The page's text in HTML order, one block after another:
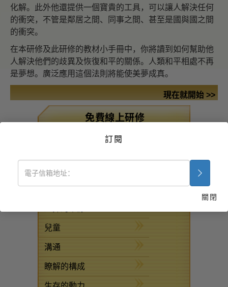
化解。此外他還提供一個寶貴的工具，可以讓人解決任何
的衝突，不管是鄰居之間、同事之間、甚至是國與國之間
的衝突。
在本研修及此研修的教材小手冊中，你將讀到如何幫助他
人解決他們的歧異及恢復和平的關係。人類和平相處不再
是夢想。廣泛應用這個法則將能使美夢成真。
現在就開始 >>
免費線上研修
藥物毒品問題的解決之
疾病與受傷之援助法
組織的基本原理
兒童
溝通
瞭解的構成
訂閱
關閉